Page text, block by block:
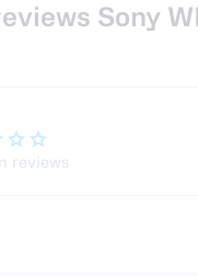
Sony
reviews